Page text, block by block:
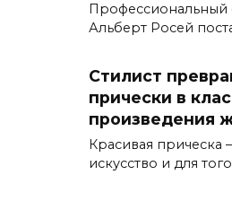
Профессиональный
Альберт Росей
Стилист
прически в
произведения
Красивая прическа
искусство и для того